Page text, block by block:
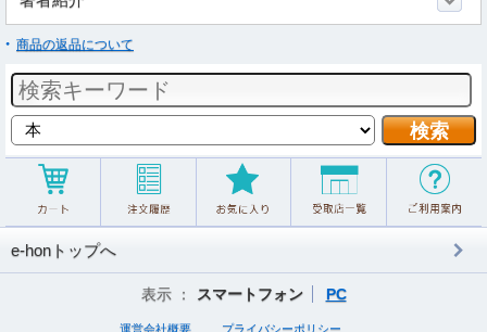
商品の返品について
e-honトップへ
表示 ： スマートフォン PC
運営会社概要 プライバシーポリシー